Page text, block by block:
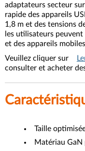
adaptateurs secteur
rapide des appareils
1,8 m et des tensions
les utilisateurs
et des appareils
Veuillez cliquer sur
consulter et acheter
Taille
Matériau GaN